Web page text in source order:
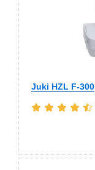
Juki HZL F-300